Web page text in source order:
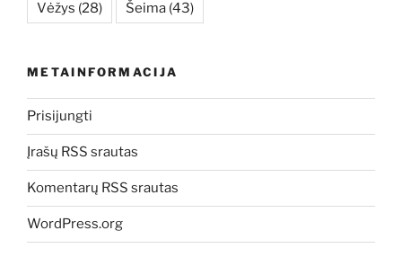
Vėžys (28) Šeima (43)
METAINFORMACIJA
Prisijungti
Įrašų RSS srautas
Komentarų RSS srautas
WordPress.org